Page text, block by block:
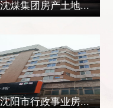
沈煤集团房产土地...
沈阳市行政事业房...